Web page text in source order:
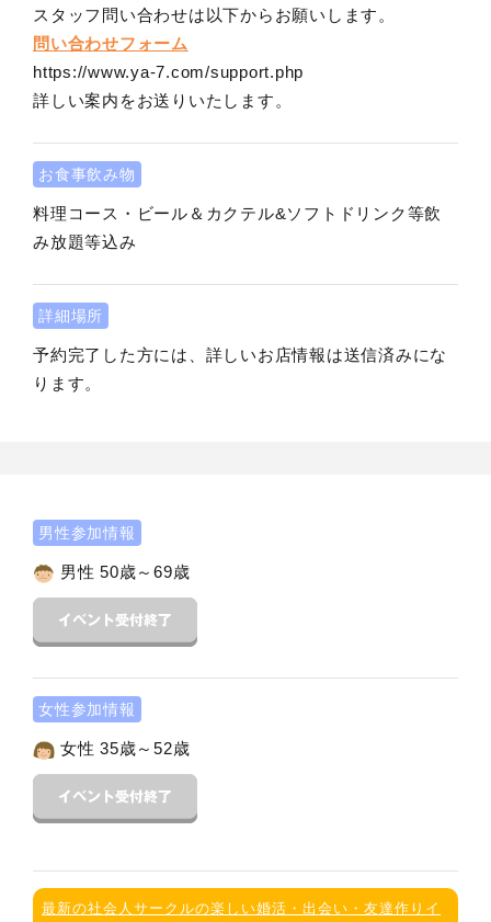
スタッフ問い合わせは以下からお願いします。
問い合わせフォーム
https://www.ya-7.com/support.php
詳しい案内をお送りいたします。
お食事飲み物
料理コース・ビール＆カクテル&ソフトドリンク等飲
み放題等込み
詳細場所
予約完了した方には、詳しいお店情報は送信済みにな
ります。
男性参加情報
男性 50歳～69歳
女性参加情報
女性 35歳～52歳
最新の社会人サークルの楽しい婚活・出会い・友達作りイ